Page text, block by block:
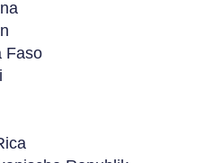
Faso